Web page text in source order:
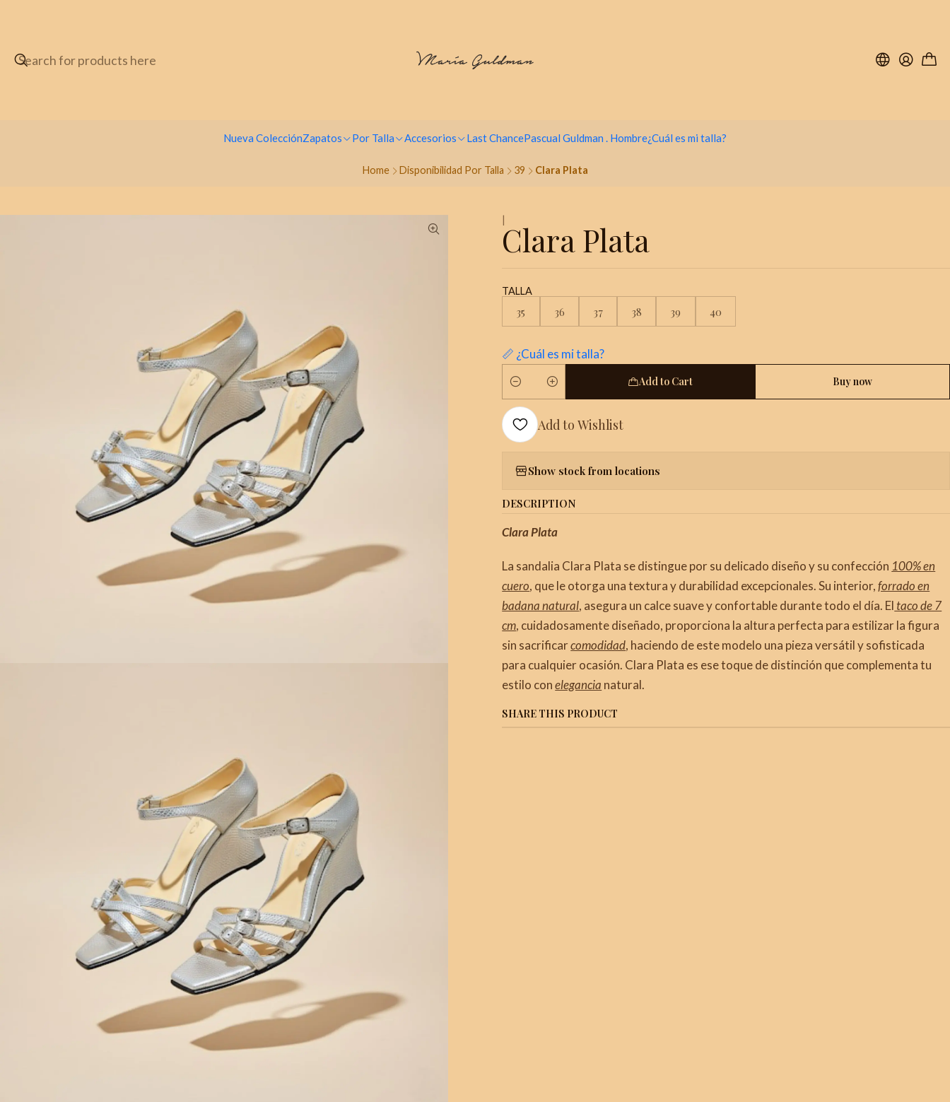
Nueva ColecciónZapatos Por Talla Accesorios Last ChancePascual Guldman . Hombre¿Cuál es mi talla?
Home Disponibilidad Por Talla 39 Clara Plata
|
Clara Plata
TALLA
35 36 37 38 39 40
📏 ¿Cuál es mi talla?
Quantity
Add to Cart Buy now
Add to Wishlist
Show stock from locations
DESCRIPTION
Clara Plata
La sandalia Clara Plata se distingue por su delicado diseño y su confección 100% en
cuero, que le otorga una textura y durabilidad excepcionales. Su interior,forrado en
badana natural, asegura un calce suave y confortable durante todo el día. El taco de 7
cm, cuidadosamente diseñado, proporciona la altura perfecta para estilizar la figura
sin sacrificarcomodidad, haciendo de este modelo una pieza versátil y sofisticada
para cualquier ocasión. Clara Plata es ese toque de distinción que complementa tu
estilo conelegancia natural.
SHARE THIS PRODUCT